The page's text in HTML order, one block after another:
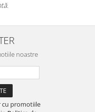
noastre
cu promotiile